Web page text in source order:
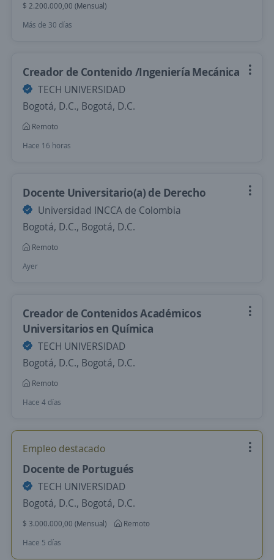
$ 2.200.000,00 (Mensual)
Más de 30 días
Creador de Contenido /Ingeniería Mecánica
TECH UNIVERSIDAD
Bogotá, D.C., Bogotá, D.C.
Remoto
Hace 16 horas
Docente Universitario(a) de Derecho
Universidad INCCA de Colombia
Bogotá, D.C., Bogotá, D.C.
Remoto
Ayer
Creador de Contenidos Académicos
Universitarios en Química
TECH UNIVERSIDAD
Bogotá, D.C., Bogotá, D.C.
Remoto
Hace 4 días
Empleo destacado
Docente de Portugués
TECH UNIVERSIDAD
Bogotá, D.C., Bogotá, D.C.
$ 3.000.000,00 (Mensual)
Remoto
Hace 5 días